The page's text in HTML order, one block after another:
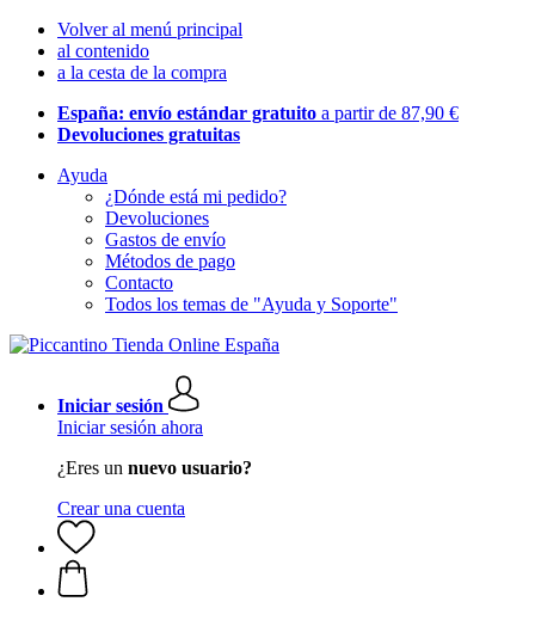
Volver al menú principal
al contenido
a la cesta de la compra
España: envío estándar gratuito a partir de 87,90 €
Devoluciones gratuitas
Ayuda
¿Dónde está mi pedido?
Devoluciones
Gastos de envío
Métodos de pago
Contacto
Todos los temas de "Ayuda y Soporte"
Iniciar sesión
Iniciar sesión ahora
¿Eres un nuevo usuario?
Crear una cuenta